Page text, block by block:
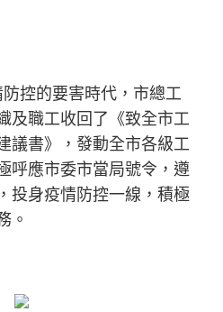
控的要害時代，市總工
及職工收回了《致全市工
議書》，發動全市各級工
呼應市委市當局號令，遵
投身疫情防控一線，積極
。